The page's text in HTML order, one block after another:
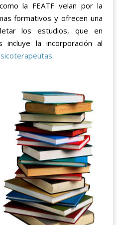
la FEATF velan por la
formativos y ofrecen una
los estudios, que en
incluye la incorporación al
.